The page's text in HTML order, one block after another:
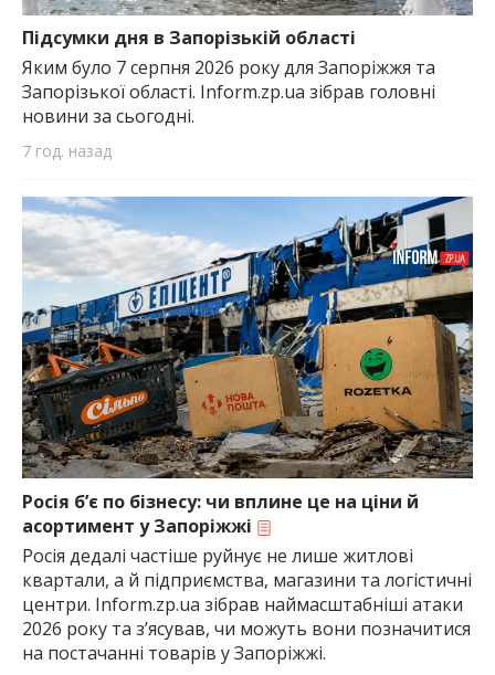
найважливішу інформацію про події
міста Запоріжжя та області.
Підсумки дня в Запорізькій області
Яким було 7 серпня 2026 року для Запоріжжя та
Запорізької області. Inform.zp.ua зібрав головні
новини за сьогодні.
7 год. назад
Росія б’є по бізнесу: чи вплине це на ціни й
асортимент у Запоріжжі
Росія дедалі частіше руйнує не лише житлові
квартали, а й підприємства, магазини та логістичні
центри. Inform.zp.ua зібрав наймасштабніші атаки
2026 року та з’ясував, чи можуть вони позначитися
на постачанні товарів у Запоріжжі.